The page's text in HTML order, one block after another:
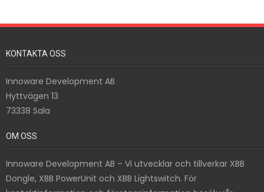
KONTAKTA OSS
Innoware Development AB
Hyttvägen 13
73338 Sala
OM OSS
Innoware Development AB – Vi utvecklar och tillverkar XBB
Dongle, XBB PowerUnit och XBB Lightswitch. För